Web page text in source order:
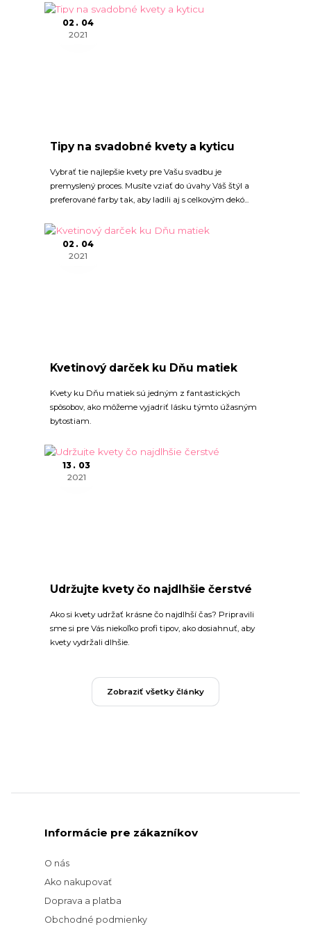
02
04
2021
Tipy na svadobné kvety a kyticu
Vybrať tie najlepšie kvety pre Vašu svadbu je
premyslený proces. Musíte vziať do úvahy Váš štýl a
preferované farby tak, aby ladili aj s celkovým dekó...
02
04
2021
Kvetinový darček ku Dňu matiek
Kvety ku Dňu matiek sú jedným z fantastických
spôsobov, ako môžeme vyjadriť lásku týmto úžasným
bytostiam.
13
03
2021
Udržujte kvety čo najdlhšie čerstvé
Ako si kvety udržať krásne čo najdlhší čas? Pripravili
sme si pre Vás niekoľko profi tipov, ako dosiahnuť, aby
kvety vydržali dlhšie.
Zobraziť všetky články
Informácie pre zákazníkov
O nás
Ako nakupovať
Doprava a platba
Obchodné podmienky